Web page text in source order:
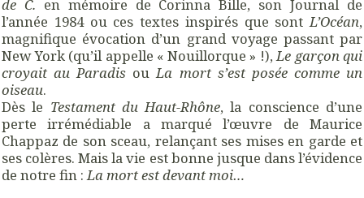
de C. en mémoire de Corinna Bille, son Journal de
l’année 1984 ou ces textes inspirés que sont L’Océan,
magnifique évocation d’un grand voyage passant par
New York (qu’il appelle « Nouillorque » !), Le garçon qui
croyait au Paradis ou La mort s’est posée comme un
oiseau.
Dès le Testament du Haut-Rhône, la conscience d’une
perte irrémédiable a marqué l’œuvre de Maurice
Chappaz de son sceau, relançant ses mises en garde et
ses colères. Mais la vie est bonne jusque dans l’évidence
de notre fin : La mort est devant moi…